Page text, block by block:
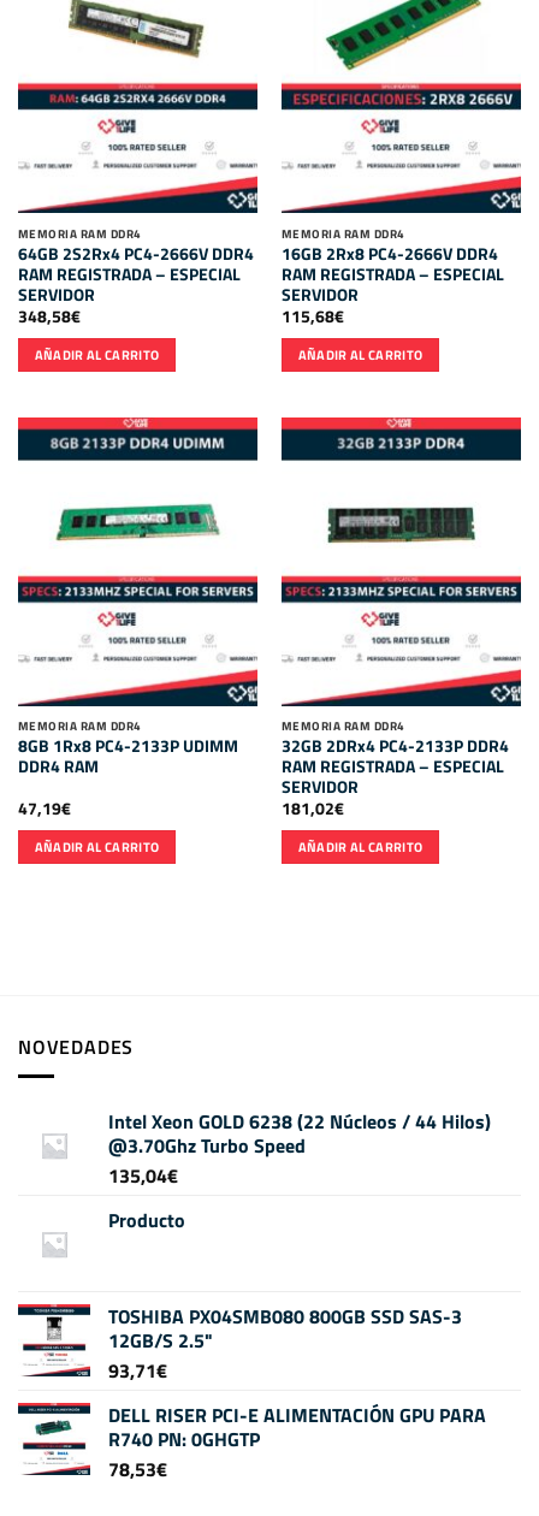
MEMORIA RAM DDR4
64GB 2S2Rx4 PC4-2666V DDR4
RAM REGISTRADA – ESPECIAL
SERVIDOR
348,58€
AÑADIR AL CARRITO
MEMORIA RAM DDR4
16GB 2Rx8 PC4-2666V DDR4
RAM REGISTRADA – ESPECIAL
SERVIDOR
115,68€
AÑADIR AL CARRITO
MEMORIA RAM DDR4
8GB 1Rx8 PC4-2133P UDIMM
DDR4 RAM
47,19€
AÑADIR AL CARRITO
MEMORIA RAM DDR4
32GB 2DRx4 PC4-2133P DDR4
RAM REGISTRADA – ESPECIAL
SERVIDOR
181,02€
AÑADIR AL CARRITO
NOVEDADES
Intel Xeon GOLD 6238 (22 Núcleos / 44 Hilos)
@3.70Ghz Turbo Speed
135,04€
Producto
TOSHIBA PX04SMB080 800GB SSD SAS-3
12GB/S 2.5"
93,71€
DELL RISER PCI-E ALIMENTACIÓN GPU PARA
R740 PN: 0GHGTP
78,53€